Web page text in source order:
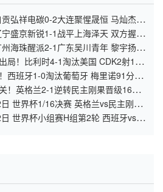
弘祥电碳0-2大连聚惺晟恒 马灿杰破
盛京新锐1-1战平上海泽天 双方握手
海珠醒派2-1广东吴川青年 黎宇扬梅
局！比利时4-1淘汰美国 CDK2射1传
西班牙1-0淘汰葡萄牙 梅里诺91分钟
！英格兰2-1逆转民主刚果晋级16强
世界杯1/16决赛 英格兰vs民主刚果
世界杯小组赛H组第2轮 西班牙vs沙